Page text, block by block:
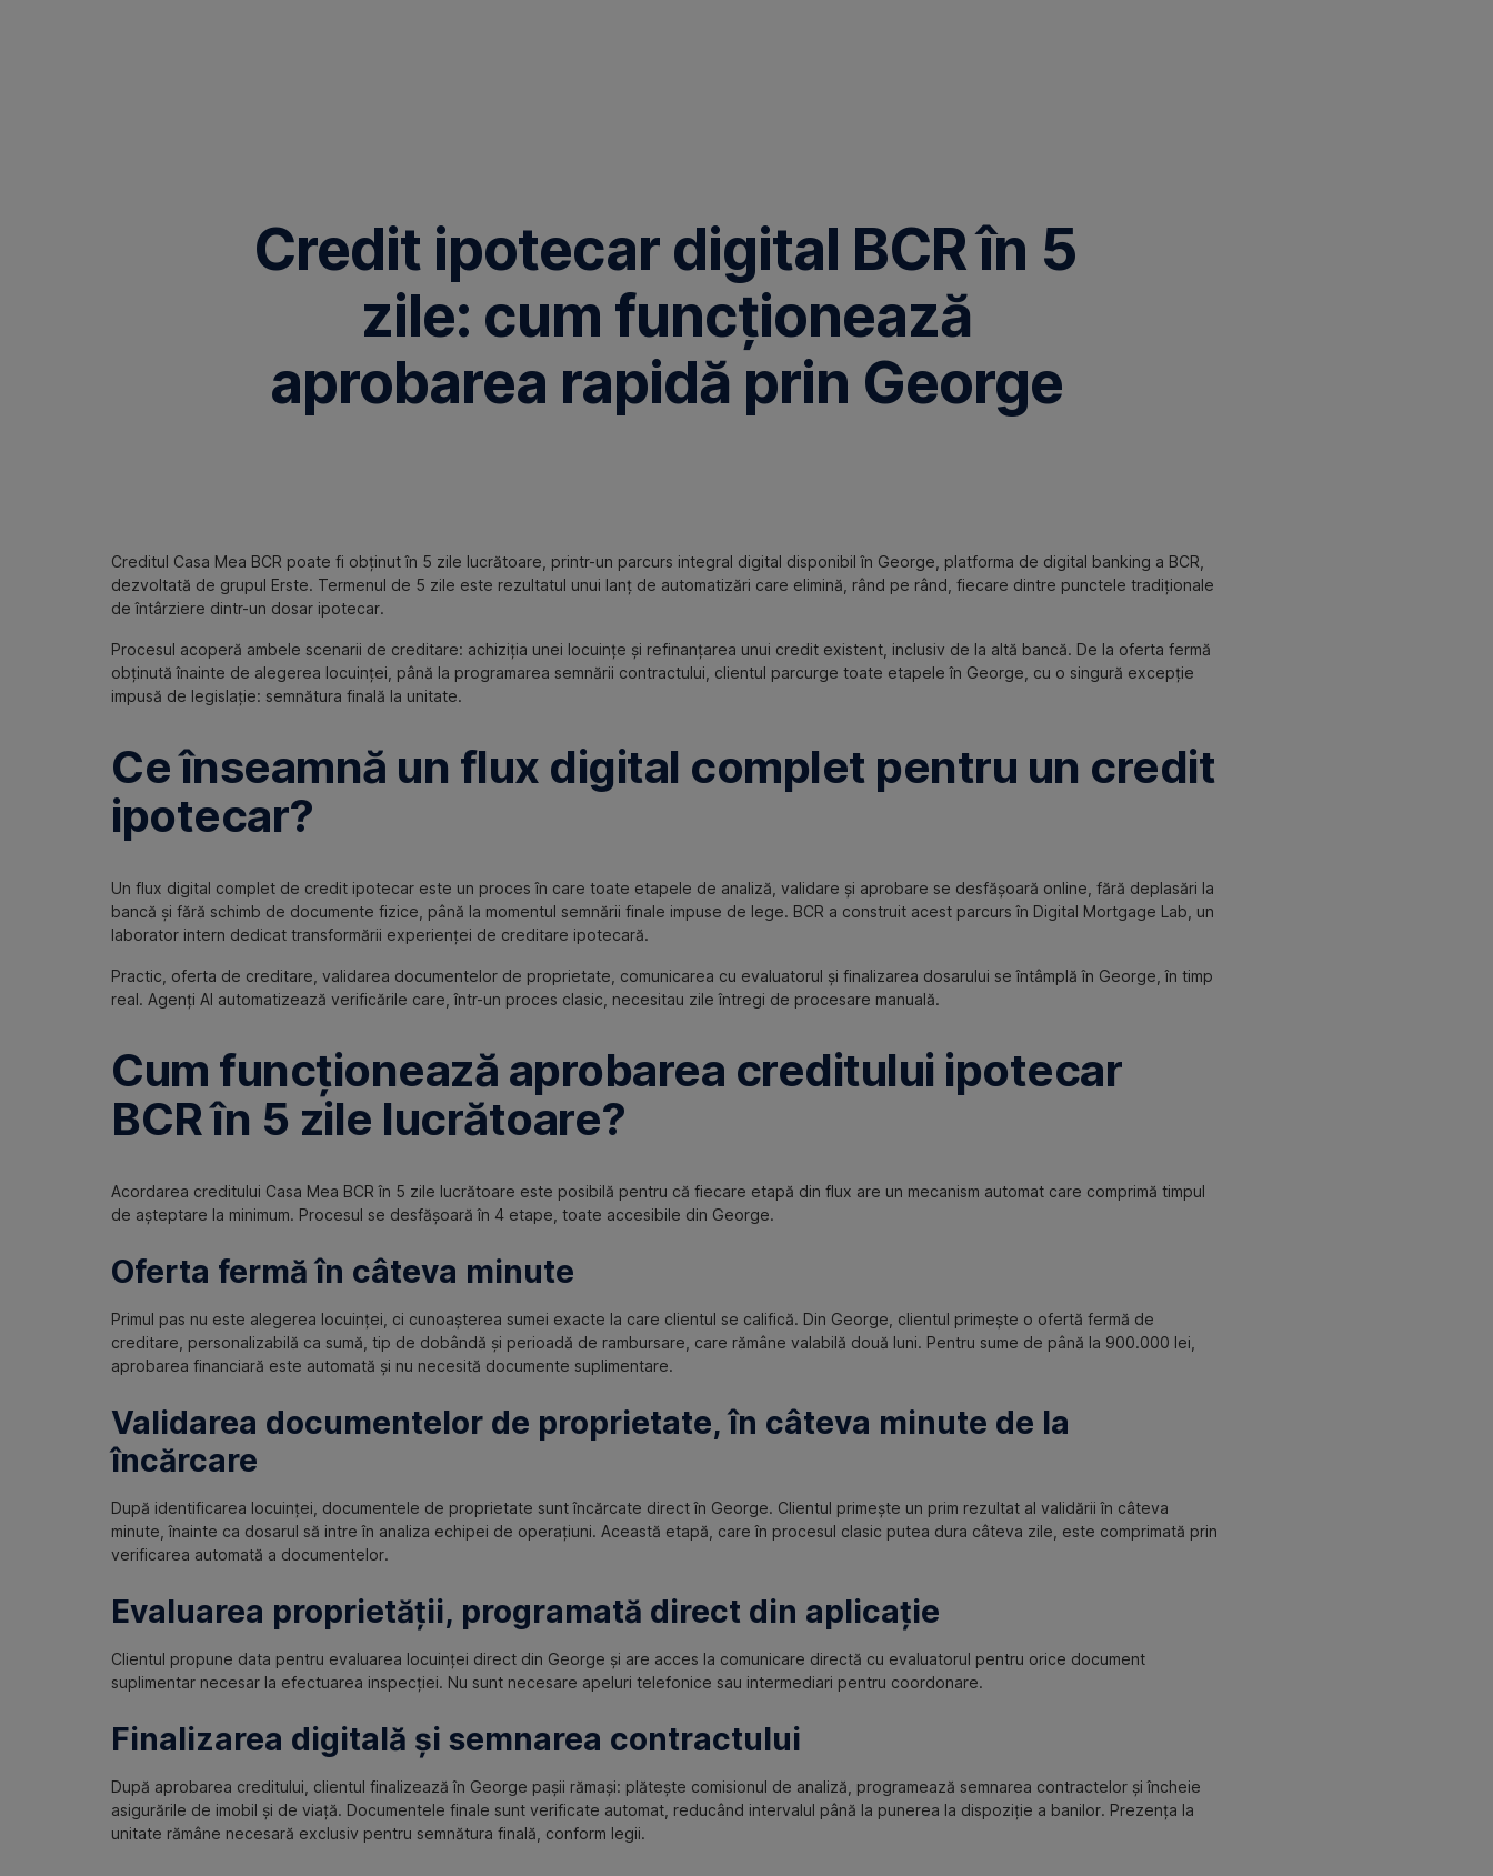
Credit ipotecar digital BCR în 5
zile: cum funcționează
aprobarea rapidă prin George
Creditul Casa Mea BCR poate fi obținut în 5 zile lucrătoare, printr-un parcurs integral digital disponibil în George, platforma de digital banking a BCR,
dezvoltată de grupul Erste. Termenul de 5 zile este rezultatul unui lanț de automatizări care elimină, rând pe rând, fiecare dintre punctele tradiționale
de întârziere dintr-un dosar ipotecar.
Procesul acoperă ambele scenarii de creditare: achiziția unei locuințe și refinanțarea unui credit existent, inclusiv de la altă bancă. De la oferta fermă
obținută înainte de alegerea locuinței, până la programarea semnării contractului, clientul parcurge toate etapele în George, cu o singură excepție
impusă de legislație: semnătura finală la unitate.
Ce înseamnă un flux digital complet pentru un credit
ipotecar?
Un flux digital complet de credit ipotecar este un proces în care toate etapele de analiză, validare și aprobare se desfășoară online, fără deplasări la
bancă și fără schimb de documente fizice, până la momentul semnării finale impuse de lege. BCR a construit acest parcurs în Digital Mortgage Lab, un
laborator intern dedicat transformării experienței de creditare ipotecară.
Practic, oferta de creditare, validarea documentelor de proprietate, comunicarea cu evaluatorul și finalizarea dosarului se întâmplă în George, în timp
real. Agenți AI automatizează verificările care, într-un proces clasic, necesitau zile întregi de procesare manuală.
Cum funcționează aprobarea creditului ipotecar
BCR în 5 zile lucrătoare?
Acordarea creditului Casa Mea BCR în 5 zile lucrătoare este posibilă pentru că fiecare etapă din flux are un mecanism automat care comprimă timpul
de așteptare la minimum. Procesul se desfășoară în 4 etape, toate accesibile din George.
Oferta fermă în câteva minute
Primul pas nu este alegerea locuinței, ci cunoașterea sumei exacte la care clientul se califică. Din George, clientul primește o ofertă fermă de
creditare, personalizabilă ca sumă, tip de dobândă și perioadă de rambursare, care rămâne valabilă două luni. Pentru sume de până la 900.000 lei,
aprobarea financiară este automată și nu necesită documente suplimentare.
Validarea documentelor de proprietate, în câteva minute de la
încărcare
După identificarea locuinței, documentele de proprietate sunt încărcate direct în George. Clientul primește un prim rezultat al validării în câteva
minute, înainte ca dosarul să intre în analiza echipei de operațiuni. Această etapă, care în procesul clasic putea dura câteva zile, este comprimată prin
verificarea automată a documentelor.
Evaluarea proprietății, programată direct din aplicație
Clientul propune data pentru evaluarea locuinței direct din George și are acces la comunicare directă cu evaluatorul pentru orice document
suplimentar necesar la efectuarea inspecției. Nu sunt necesare apeluri telefonice sau intermediari pentru coordonare.
Finalizarea digitală și semnarea contractului
După aprobarea creditului, clientul finalizează în George pașii rămași: plătește comisionul de analiză, programează semnarea contractelor și încheie
asigurările de imobil și de viață. Documentele finale sunt verificate automat, reducând intervalul până la punerea la dispoziție a banilor. Prezența la
unitate rămâne necesară exclusiv pentru semnătura finală, conform legii.